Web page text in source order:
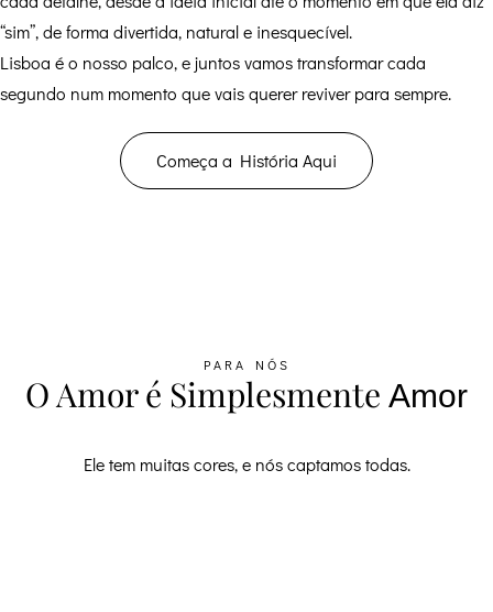
“sim”, de forma divertida, natural e inesquecível.
Lisboa é o nosso palco, e juntos vamos transformar cada
segundo num momento que vais querer reviver para sempre.
Começa a História Aqui
PARA NÓS
O Amor é Simplesmente Amor
Ele tem muitas cores, e nós captamos todas.